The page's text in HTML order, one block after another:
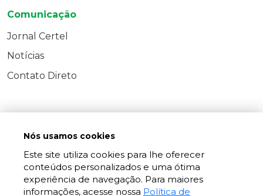
Comunicação
Jornal Certel
Notícias
Contato Direto
Nós usamos cookies
Este site utiliza cookies para lhe oferecer
conteúdos personalizados e uma ótima
experiência de navegação. Para maiores
informações, acesse nossa Política de